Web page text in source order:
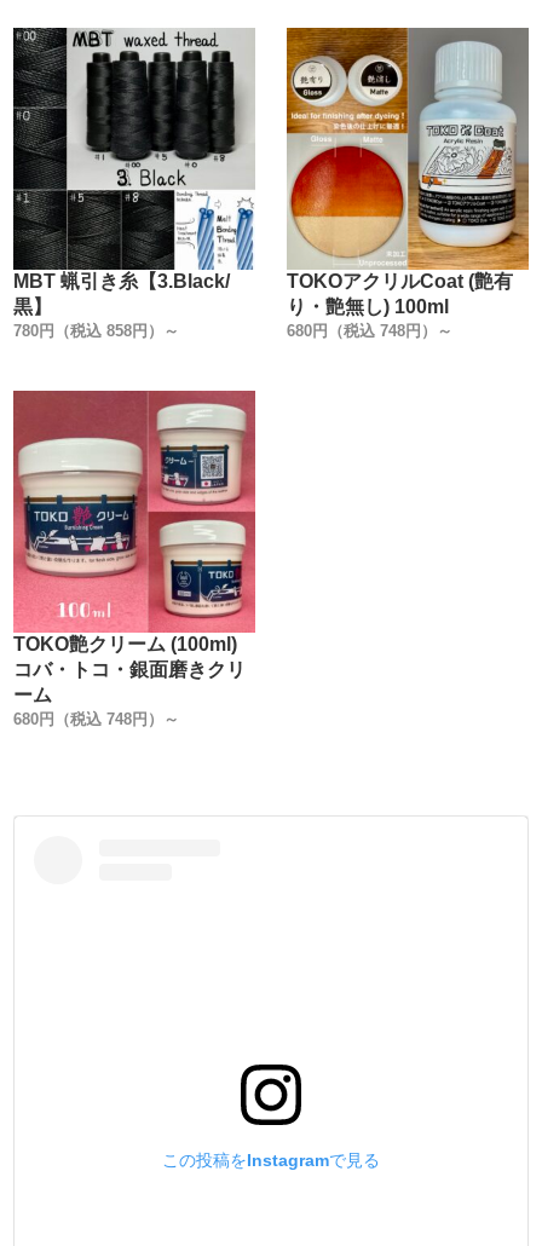
【特徴】
1.【染料を高濃度にして1回で濃く染まる】
他社製品の水溶性染料と比べて濃度を3〜4倍に濃縮しまし
た。
その為、1回で濃く染まります。
今までの濃度が薄い染料で、何度も塗り重ねていた手間を
無くしました。
鞣した革には必ず油が入っています。
くなり革本来の風合いを失ってしまいます。
その為、少ない回数で染色する事が必須です。
【革の風合いを損なわない】水溶性濃縮染料を目指しまし
た。
色味を薄くしたい時は、水で簡単に薄める事が出来ます。
2.【染め付きが良く、抜群の発色】
他社製品は染色すると、革にすぐに吸水されず弾かれてし
まう為、色むらが多く発生していました。
色むらの原因は、染料濃度が薄い事も原因の1つですが、染
料の吸水性の悪さが大きく影響しています。
く】、色が直ぐに定着し【抜群の発色】がある、酸と有機
この臭いが革にも残り、時間をかけて作った作品も臭いで
台無しになってしまっていました。
酢酸はとても安価なので、安い水性染料にはよく使用され
MBT 蝋引き糸【3.Black/
黒】
780円（税込 858円）～
TOKOアクリルCoat (艶有
り・艶無し) 100ml
680円（税込 748円）～
TOKO艶クリーム (100ml)
コバ・トコ・銀面磨きクリ
ーム
680円（税込 748円）～
この投稿をInstagramで見る